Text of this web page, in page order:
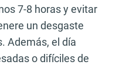
7-8 horas y evitar
un desgaste
Además, el día
o difíciles de